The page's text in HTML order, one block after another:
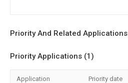
Priority And Related Applications
Priority Applications (1)
Application Priority date